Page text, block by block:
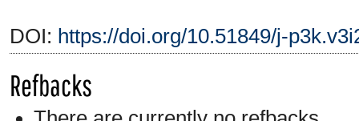
DOI: https://doi.org/10.51849/j-
Refbacks